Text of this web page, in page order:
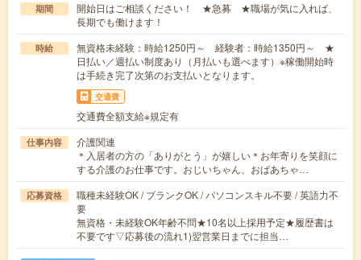
期間
開始日はご相談ください！ ★急募 ★職場が気に入れば、
長期でも働けます！
時給
無資格未経験：時給1250円～ 経験者：時給1350円～ ★
日払い／週払い制度あり（月払いも選べます）※稼働開始時
は手続き完了次第のお支払いとなります。
交通費
交通費全額支給※規定有
仕事内容
介護関連
＊入居者の方の「ありがとう」が嬉しい＊お年寄りを笑顔に
する介護のお仕事です。おじいちゃん、おばあちゃ…
応募資格
職種未経験OK / ブランクOK / パソコンスキル不要 / 英語力不
要
無資格・未経験OK年齢不問★10名以上採用予定★履歴書は
不要です▽応募後の流れ1)翌営業日までに担当…